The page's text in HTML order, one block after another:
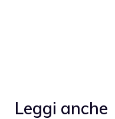
Leggi anche